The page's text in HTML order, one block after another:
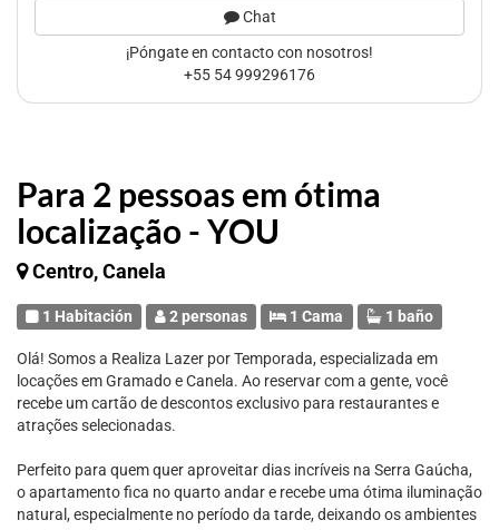
Para 2 pessoas em ótima
localização - YOU
Centro, Canela
1 Habitación 2 personas 1 Cama 1 baño
Olá! Somos a Realiza Lazer por Temporada, especializada em
locações em Gramado e Canela. Ao reservar com a gente, você
recebe um cartão de descontos exclusivo para restaurantes e
atrações selecionadas.
Perfeito para quem quer aproveitar dias incríveis na Serra Gaúcha,
o apartamento fica no quarto andar e recebe uma ótima iluminação
natural, especialmente no período da tarde, deixando os ambientes
Chat
¡Póngate en contacto con nosotros!
+55 54 999296176